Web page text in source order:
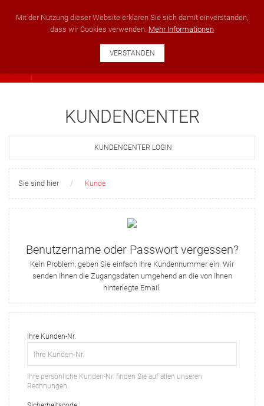
KUNDENCENTER
KUNDENCENTER LOGIN
Sie sind hier Kunde
Benutzername oder Passwort vergessen?
Kein Problem, geben Sie einfach Ihre Kundennummer ein. Wir
senden Ihnen die Zugangsdaten umgehend an die von Ihnen
hinterlegte Email.
Ihre Kunden-Nr.
Ihre persönliche Kunden-Nr. finden Sie auf allen unseren
Rechnungen.
Mit der Nutzung dieser Website erklären Sie sich damit einverstanden,
dass wir Cookies verwenden. Mehr Informationen
VERSTANDEN